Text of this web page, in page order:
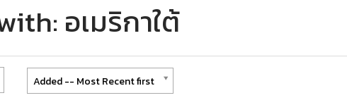
อเมริกาใต้
Added -- Most Recent first